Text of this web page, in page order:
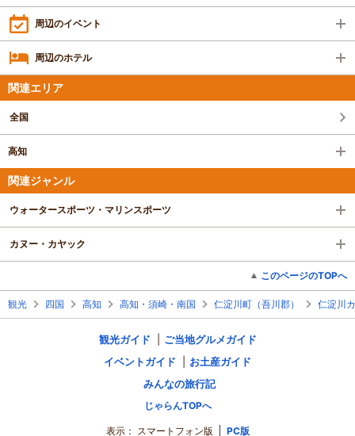
ありがとうございました！！
予約時は必ずプラン詳細をご確認ください。
周辺のイベント
周辺のホテル
関連エリア
全国
高知
関連ジャンル
ウォータースポーツ・マリンスポーツ
カヌー・カヤック
このページのTOPへ
観光 四国 高知 高知・須崎・南国 仁淀川町（吾川郡） 仁淀川
観光ガイド
ご当地グルメガイド
イベントガイド
お土産ガイド
みんなの旅行記
じゃらんTOPへ
表示： スマートフォン版 PC版